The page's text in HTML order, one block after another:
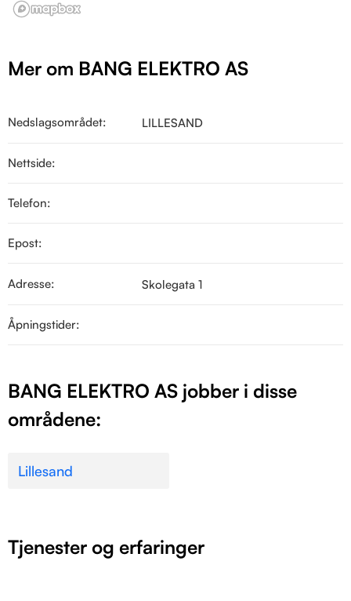
Mer om BANG ELEKTRO AS
Nedslagsområdet: LILLESAND
Nettside:
Telefon:
Epost:
Adresse: Skolegata 1
Åpningstider:
BANG ELEKTRO AS jobber i disse
områdene:
Lillesand
Tjenester og erfaringer